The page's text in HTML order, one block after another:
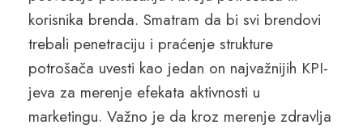
korisnika brenda. Smatram da bi svi brendovi
trebali penetraciju i praćenje strukture
potrošača uvesti kao jedan on najvažnijih KPI-
jeva za merenje efekata aktivnosti u
marketingu. Važno je da kroz merenje zdravlja